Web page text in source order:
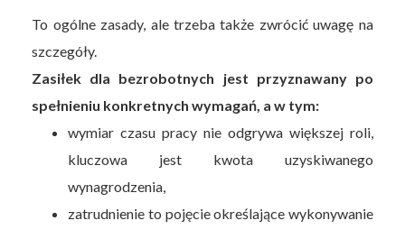
To ogólne zasady, ale trzeba także zwrócić uwagę na
szczegóły.
Zasiłek dla bezrobotnych jest przyznawany po
spełnieniu konkretnych wymagań, a w tym:
wymiar czasu pracy nie odgrywa większej roli,
kluczowa jest kwota uzyskiwanego
wynagrodzenia,
zatrudnienie to pojęcie określające wykonywanie